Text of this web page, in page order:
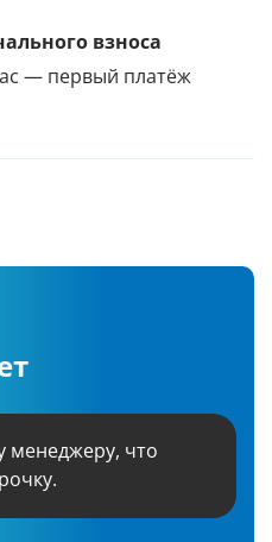
взноса
— первый платёж
что